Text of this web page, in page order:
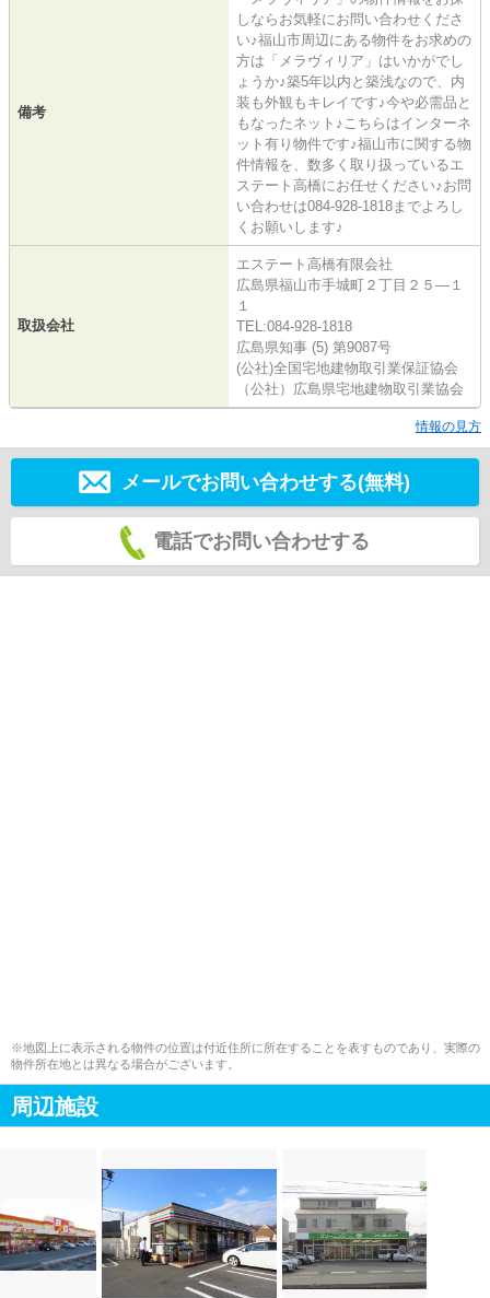
備考
しならお気軽にお問い合わせくださ
い♪福山市周辺にある物件をお求めの
方は「メラヴィリア」はいかがでし
ょうか♪築5年以内と築浅なので、内
装も外観もキレイです♪今や必需品と
もなったネット♪こちらはインターネ
ット有り物件です♪福山市に関する物
件情報を、数多く取り扱っているエ
ステート高橋にお任せください♪お問
い合わせは084-928-1818までよろし
くお願いします♪
取扱会社
エステート高橋有限会社
広島県福山市手城町２丁目２５―１
１
TEL:084-928-1818
広島県知事 (5) 第9087号
(公社)全国宅地建物取引業保証協会
（公社）広島県宅地建物取引業協会
情報の見方
メールでお問い合わせする(無料)
電話でお問い合わせする
※地図上に表示される物件の位置は付近住所に所在することを表すものであり、実際の
物件所在地とは異なる場合がございます。
周辺施設